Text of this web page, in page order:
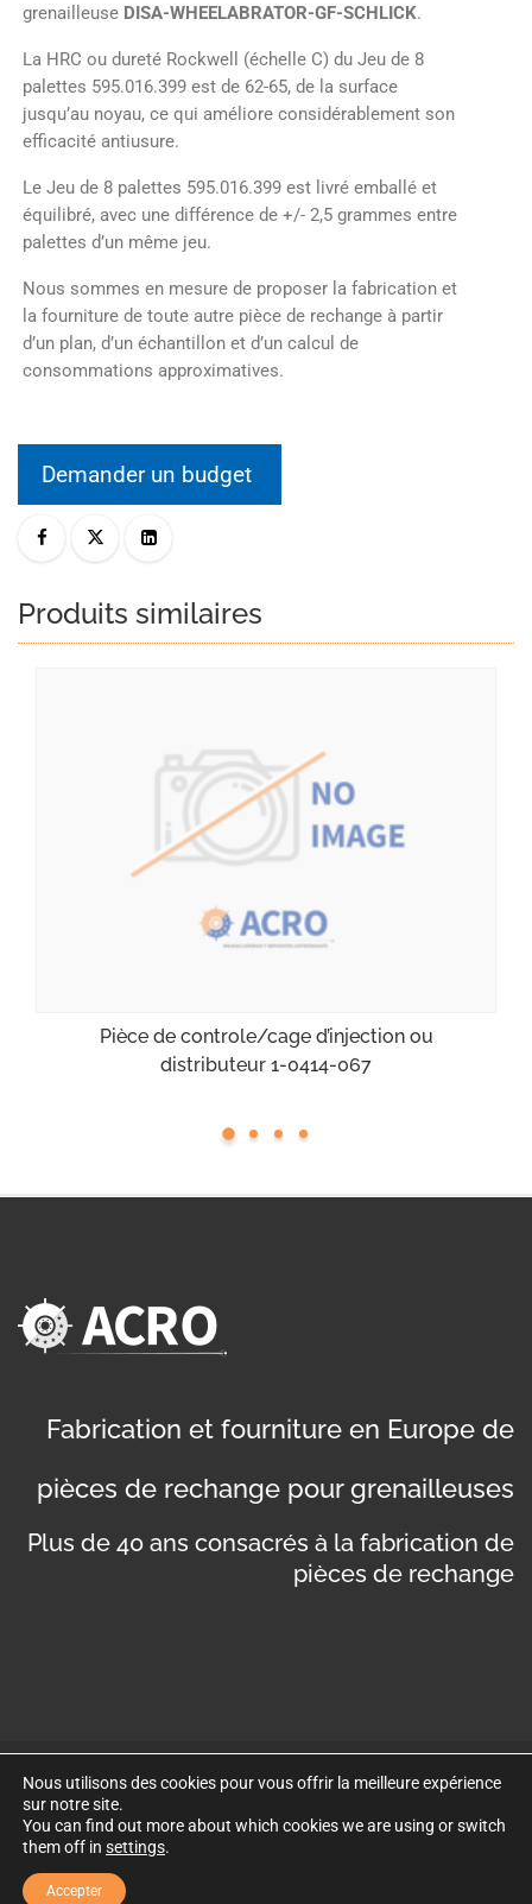
grenailleuse DISA-WHEELABRATOR-GF-SCHLICK.
La HRC ou dureté Rockwell (échelle C) du Jeu de 8
palettes 595.016.399 est de 62-65, de la surface
jusqu’au noyau, ce qui améliore considérablement son
efficacité antiusure.
Le Jeu de 8 palettes 595.016.399 est livré emballé et
équilibré, avec une différence de +/- 2,5 grammes entre
palettes d’un même jeu.
Nous sommes en mesure de proposer la fabrication et
la fourniture de toute autre pièce de rechange à partir
d’un plan, d’un échantillon et d’un calcul de
consommations approximatives.
Demander un budget
Produits similaires
Pièce de controle/cage d’injection ou
distributeur 1-0414-067
Fabrication et fourniture en Europe de
pièces de rechange pour grenailleuses
Plus de 40 ans consacrés à la fabrication de
pièces de rechange
© Copyright 2019
Politique de confidentialité
Nous utilisons des cookies pour vous offrir la meilleure expérience
sur notre site.
You can find out more about which cookies we are using or switch
them off in settings.
Accepter